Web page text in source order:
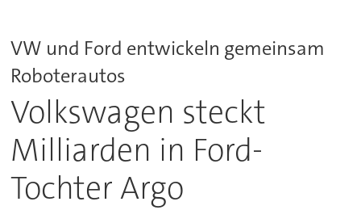
VW und Ford entwickeln gemeinsam
Roboterautos
Volkswagen steckt
Milliarden in Ford-
Tochter Argo